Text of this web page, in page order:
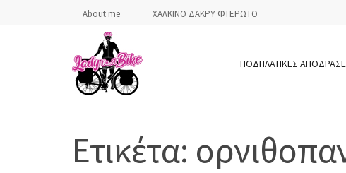
About me ΧΑΛΚΙΝΟ ΔΑΚΡΥ ΦΤΕΡΩΤΟ
ΠΟΔΗΛΑΤΙΚΕΣ
Ετικέτα: